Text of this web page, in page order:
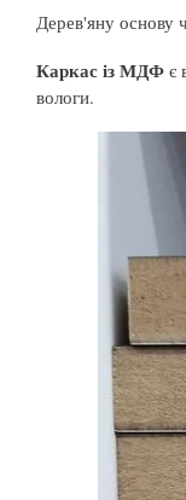
Дерев'яну основу
Каркас із МДФ є
вологи.